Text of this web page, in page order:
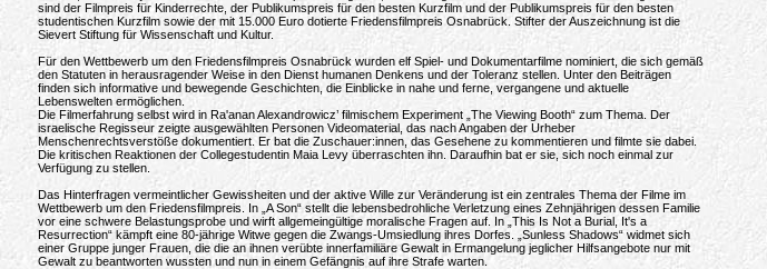
sind der Filmpreis für Kinderrechte, der Publikumspreis für den besten Kurzfilm und der Publikumspreis für den besten
studentischen Kurzfilm sowie der mit 15.000 Euro dotierte Friedensfilmpreis Osnabrück. Stifter der Auszeichnung ist die
Sievert Stiftung für Wissenschaft und Kultur.
Für den Wettbewerb um den Friedensfilmpreis Osnabrück wurden elf Spiel- und Dokumentarfilme nominiert, die sich gemäß
den Statuten in herausragender Weise in den Dienst humanen Denkens und der Toleranz stellen. Unter den Beiträgen
finden sich informative und bewegende Geschichten, die Einblicke in nahe und ferne, vergangene und aktuelle
Lebenswelten ermöglichen.
Die Filmerfahrung selbst wird in Ra'anan Alexandrowicz’ filmischem Experiment „The Viewing Booth“ zum Thema. Der
israelische Regisseur zeigte ausgewählten Personen Videomaterial, das nach Angaben der Urheber
Menschenrechtsverstöße dokumentiert. Er bat die Zuschauer:innen, das Gesehene zu kommentieren und filmte sie dabei.
Die kritischen Reaktionen der Collegestudentin Maia Levy überraschten ihn. Daraufhin bat er sie, sich noch einmal zur
Verfügung zu stellen.
Das Hinterfragen vermeintlicher Gewissheiten und der aktive Wille zur Veränderung ist ein zentrales Thema der Filme im
Wettbewerb um den Friedensfilmpreis. In „A Son“ stellt die lebensbedrohliche Verletzung eines Zehnjährigen dessen Familie
vor eine schwere Belastungsprobe und wirft allgemeingültige moralische Fragen auf. In „This Is Not a Burial, It's a
Resurrection“ kämpft eine 80-jährige Witwe gegen die Zwangs-Umsiedlung ihres Dorfes. „Sunless Shadows“ widmet sich
einer Gruppe junger Frauen, die die an ihnen verübte innerfamiliäre Gewalt in Ermangelung jeglicher Hilfsangebote nur mit
Gewalt zu beantworten wussten und nun in einem Gefängnis auf ihre Strafe warten.